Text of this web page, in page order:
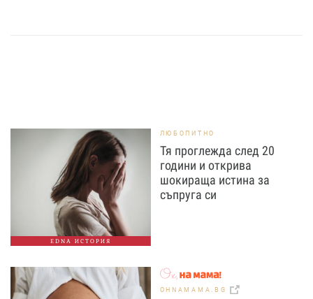
EDNA ИСТОРИЯ
ЛЮБОПИТНО
Тя проглежда след 20
години и открива
шокираща истина за
съпруга си
OHNAMAMA.BG